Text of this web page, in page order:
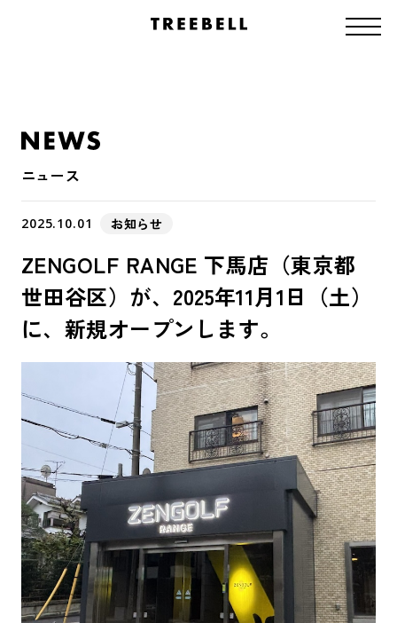
ニュース
2025.10.01 お知らせ
ZENGOLF RANGE 下馬店（東京都
世田谷区）が、2025年11月1日（土）
に、新規オープンします。